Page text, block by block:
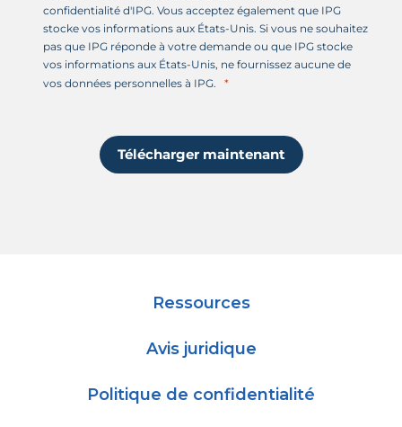
confidentialité d'IPG. Vous acceptez également que IPG
stocke vos informations aux États-Unis. Si vous ne souhaitez
pas que IPG réponde à votre demande ou que IPG stocke
vos informations aux États-Unis, ne fournissez aucune de
vos données personnelles à IPG.
Télécharger maintenant
Ressources
Avis juridique
Politique de confidentialité